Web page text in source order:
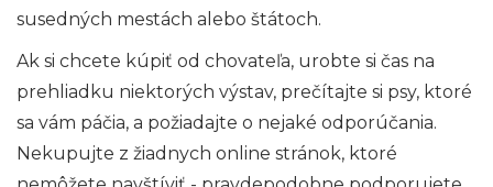
susedných mestách alebo štátoch.
Ak si chcete kúpiť od chovateľa, urobte si čas na
prehliadku niektorých výstav, prečítajte si psy, ktoré
sa vám páčia, a požiadajte o nejaké odporúčania.
Nekupujte z žiadnych online stránok, ktoré